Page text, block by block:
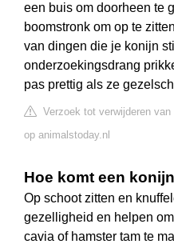
een buis om doorheen te
boomstronk om op te
van dingen die je konijn
onderzoekingsdrang
pas prettig als ze
Verzoek tot verwijderen van
op animalstoday.nl
Hoe komt een
Op schoot zitten en
gezelligheid en helpen
cavia of hamster tam te